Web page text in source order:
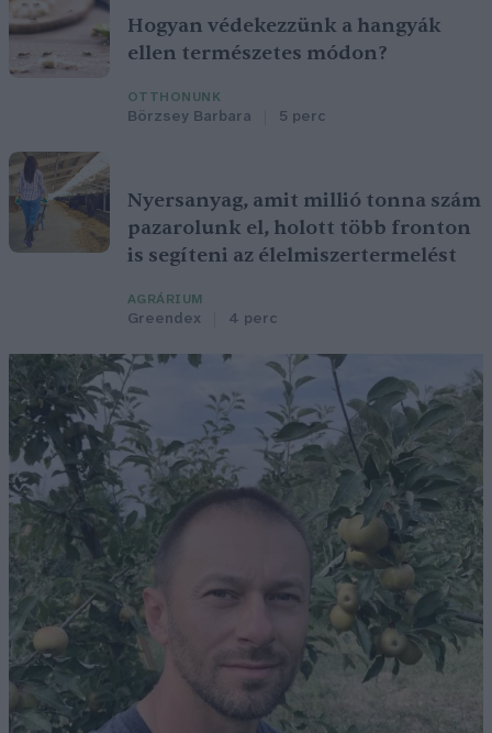
Hogyan védekezzünk a hangyák
ellen természetes módon?
OTTHONUNK
Börzsey Barbara 5 perc
Nyersanyag, amit millió tonna szám
pazarolunk el, holott több fronton
is segíteni az élelmiszertermelést
AGRÁRIUM
Greendex 4 perc